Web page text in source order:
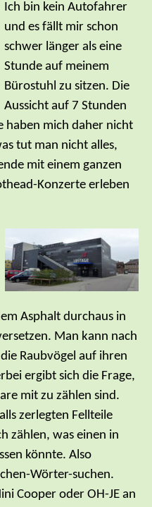
Ich bin kein Autofahrer
und es fällt mir schon
schwer länger als eine
Stunde auf meinem
Bürostuhl zu sitzen. Die
Aussicht auf 7 Stunden
haben mich daher nicht
tut man nicht alles,
mit einem ganzen
Konzerte erleben
Asphalt durchaus in
Man kann nach
Raubvögel auf ihren
ergibt sich die Frage,
mit zu zählen sind.
zerlegten Fellteile
zählen, was einen in
könnte. Also
Wörter-suchen.
Cooper oder OH-JE an